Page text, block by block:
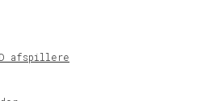
afspillere